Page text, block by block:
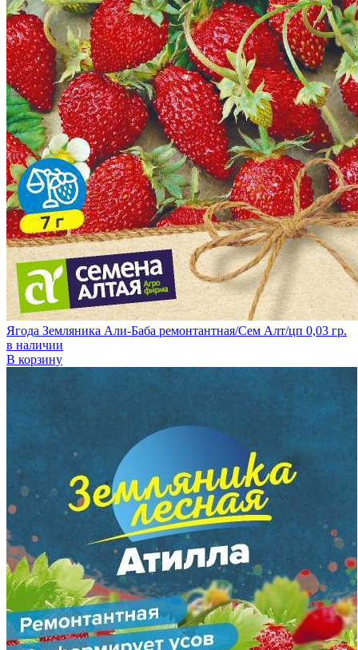
Ягода Земляника Али-Баба ремонтантная/Сем Алт/цп 0,03 гр.
в наличии
В корзину